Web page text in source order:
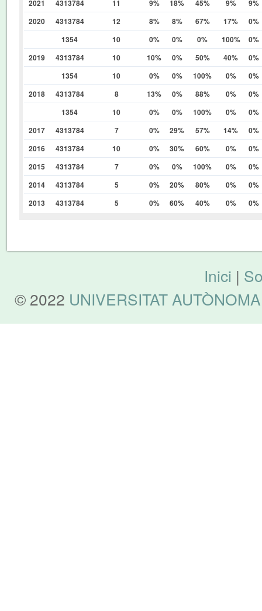
2021 4313784 11 9% 18% 45% 9%
9%
2020
4313784 12 8% 8% 67% 17%
0%
1354
10 0% 0% 0% 100%
0%
2019
4313784 10 10% 0% 50% 40%
0%
1354
10 0% 0% 100% 0%
0%
2018
4313784 8 13% 0% 88% 0%
0%
1354
10 0% 0% 100% 0%
0%
2017
4313784 7 0% 29% 57% 14%
0%
2016
4313784 10 0% 30% 60% 0%
0%
2015
4313784 7 0% 0% 100% 0%
0%
2014
4313784 5 0% 20% 80% 0%
0%
2013
4313784 5 0% 60% 40% 0% 0%
Inici |
© 2022 UNIVERSITAT